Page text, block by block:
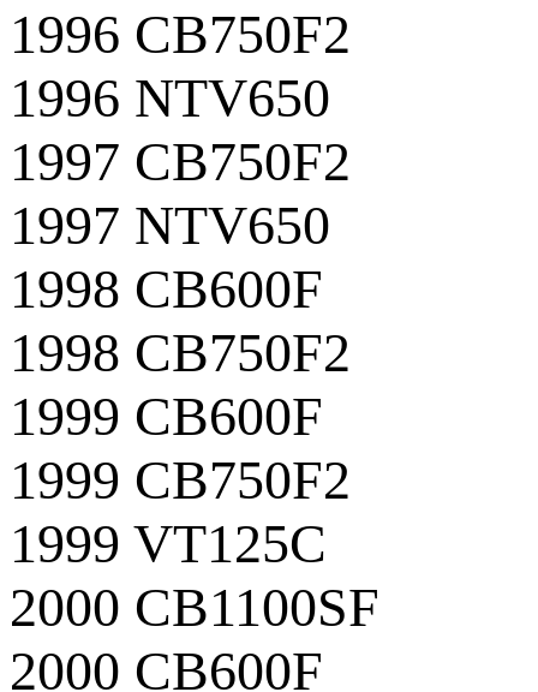
1996 CB750F2
1996 NTV650
1997 CB750F2
1997 NTV650
1998 CB600F
1998 CB750F2
1999 CB600F
1999 CB750F2
1999 VT125C
2000 CB1100SF
2000 CB600F